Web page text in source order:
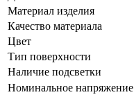
Материал изделия
Качество материала
Цвет
Тип поверхности
Наличие подсветки
Номинальное напряжение